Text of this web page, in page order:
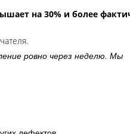
на 30% и более
ровно через неделю. Мы